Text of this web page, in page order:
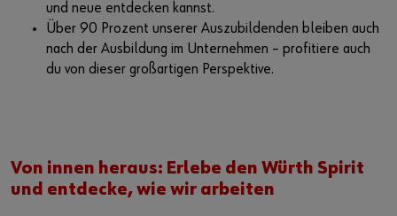
und neue entdecken kannst.
Über 90 Prozent unserer Auszubildenden bleiben auch
nach der Ausbildung im Unternehmen – profitiere auch
du von dieser großartigen Perspektive.
Von innen heraus: Erlebe den Würth Spirit
und entdecke, wie wir arbeiten